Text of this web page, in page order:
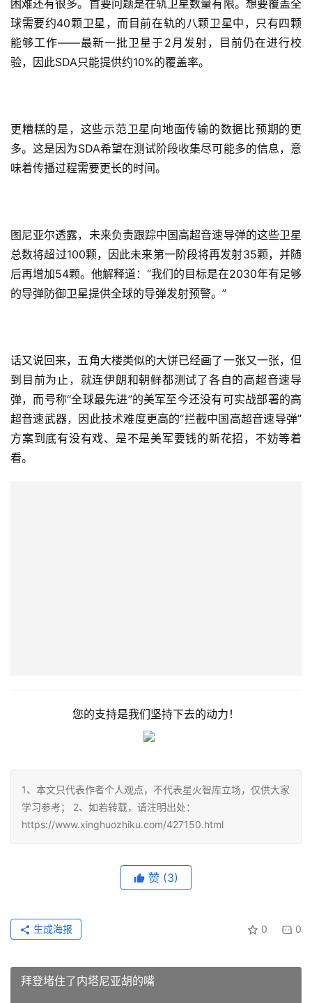
困难还有很多。首要问题是在轨卫星数量有限。想要覆盖全
球需要约40颗卫星，而目前在轨的八颗卫星中，只有四颗
能够工作——最新一批卫星于2月发射，目前仍在进行校
验，因此SDA只能提供约10%的覆盖率。
更糟糕的是，这些示范卫星向地面传输的数据比预期的更
多。这是因为SDA希望在测试阶段收集尽可能多的信息，意
味着传播过程需要更长的时间。
图尼亚尔透露，未来负责跟踪中国高超音速导弹的这些卫星
总数将超过100颗，因此未来第一阶段将再发射35颗，并随
后再增加54颗。他解释道：“我们的目标是在2030年有足够
的导弹防御卫星提供全球的导弹发射预警。”
话又说回来，五角大楼类似的大饼已经画了一张又一张，但
到目前为止，就连伊朗和朝鲜都测试了各自的高超音速导
弹，而号称“全球最先进”的美军至今还没有可实战部署的高
超音速武器，因此技术难度更高的“拦截中国高超音速导弹”
方案到底有没有戏、是不是美军要钱的新花招，不妨等着
看。
您的支持是我们坚持下去的动力！
1、本文只代表作者个人观点，不代表星火智库立场，仅供大家
学习参考； 2、如若转载，请注明出处：
https://www.xinghuozhiku.com/427150.html
赞 (3)
0 0
生成海报
拜登堵住了内塔尼亚胡的嘴